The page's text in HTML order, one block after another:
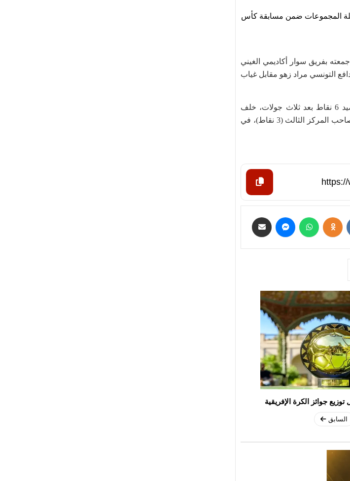
ديسمبر 2023 ثاني انتصاراته في مرحلة المجموعات ضمن مسابقة كأس
بفريق سوار أكاديمي الغيني
التونسي مراد زهو مقابل غياب
وبفوزه اليوم، انفرد نادي أبو سليم بالمركز الثاني في ترتيب المجموعة الثانية برصيد 6 نقاط بعد ثلاث جولات، خلف
المتصدر الزمالك المصري (9 نقاط)، متقدمًا على نادي ساغرادا اسبيرانسا الأنغولي صاحب المركز الثالث (3 نقاط)، في
جوائز الكرة الإفريقية
السابق